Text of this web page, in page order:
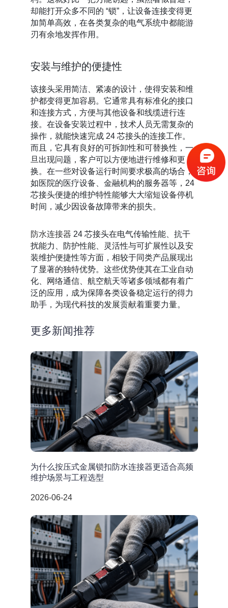
却能打开众多不同的 “锁”，让设备连接变得更
加简单高效，在各类复杂的电气系统中都能游
刃有余地发挥作用。
安装与维护的便捷性
该接头采用简洁、紧凑的设计，使得安装和维
护都变得更加容易。它通常具有标准化的接口
和连接方式，方便与其他设备和线缆进行连
接。在设备安装过程中，技术人员无需复杂的
操作，就能快速完成 24 芯接头的连接工作。
而且，它具有良好的可拆卸性和可替换性，一
旦出现问题，客户可以方便地进行维修和更
换。在一些对设备运行时间要求极高的场合，
如医院的医疗设备、金融机构的服务器等，24
芯接头便捷的维护特性能够大大缩短设备停机
时间，减少因设备故障带来的损失。
防水连接器 24 芯接头在电气传输性能、抗干
扰能力、防护性能、灵活性与可扩展性以及安
装维护便捷性等方面，相较于同类产品展现出
了显著的独特优势。这些优势使其在工业自动
化、网络通信、航空航天等诸多领域都有着广
泛的应用，成为保障各类设备稳定运行的得力
助手，为现代科技的发展贡献着重要力量。
更多新闻推荐
为什么按压式金属锁扣防水连接器更适合高频
维护场景与工程选型
2026-06-24